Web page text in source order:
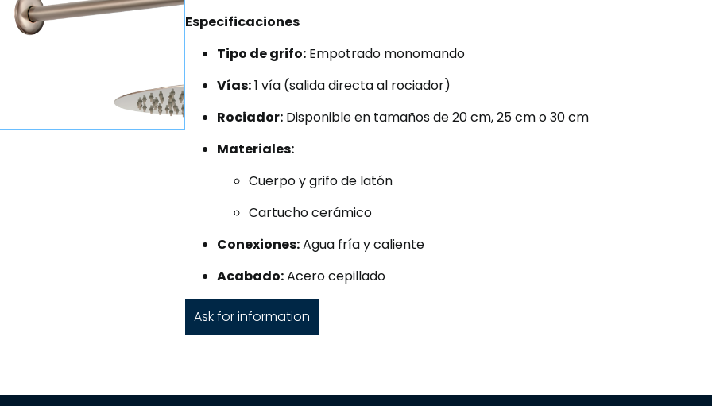
Especificaciones
Tipo de grifo: Empotrado monomando
Vías:1 vía (salida directa al rociador)
Rociador: Disponible en tamaños de 20 cm, 25 cm o 30 cm
Materiales:
Cuerpo y grifo de latón
Cartucho cerámico
Conexiones:Agua fría y caliente
Acabado:Acero cepillado
Ask for information